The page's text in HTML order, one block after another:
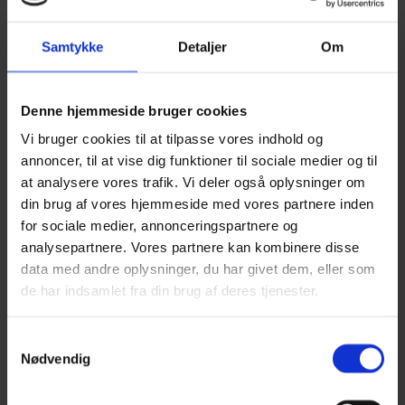
Samtykke Detaljer Om
Denne hjemmeside bruger cookies
Vi bruger cookies til at tilpasse vores indhold og
annoncer, til at vise dig funktioner til sociale medier og til
at analysere vores trafik. Vi deler også oplysninger om
din brug af vores hjemmeside med vores partnere inden
for sociale medier, annonceringspartnere og
analysepartnere. Vores partnere kan kombinere disse
data med andre oplysninger, du har givet dem, eller som
de har indsamlet fra din brug af deres tjenester.
Nødvendig
cenerentola
Eco Soft fine
midnatssol
Nellie
Parigi
Snefnug
Taormina
Teddy Dear
Zucchero Filato
Se alle Alpaka
Alpaca 3